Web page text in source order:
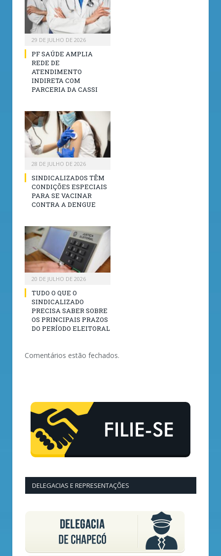
29 DE JULHO DE 2026
PF SAÚDE AMPLIA
REDE DE
ATENDIMENTO
INDIRETA COM
PARCERIA DA CASSI
28 DE JULHO DE 2026
SINDICALIZADOS TÊM
CONDIÇÕES ESPECIAIS
PARA SE VACINAR
CONTRA A DENGUE
20 DE JULHO DE 2026
TUDO O QUE O
SINDICALIZADO
PRECISA SABER SOBRE
OS PRINCIPAIS PRAZOS
DO PERÍODO ELEITORAL
Comentários estão fechados.
DELEGACIAS E REPRESENTAÇÕES